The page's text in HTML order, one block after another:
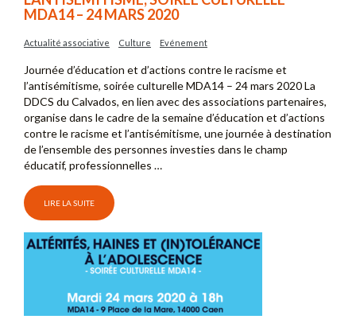
MDA14 – 24 MARS 2020
Actualité associative Culture Evénement
Journée d’éducation et d’actions contre le racisme et
l’antisémitisme, soirée culturelle MDA14 – 24 mars 2020 La
DDCS du Calvados, en lien avec des associations partenaires,
organise dans le cadre de la semaine d’éducation et d’actions
contre le racisme et l’antisémitisme, une journée à destination
de l’ensemble des personnes investies dans le champ
éducatif, professionnelles …
LIRE LA SUITE